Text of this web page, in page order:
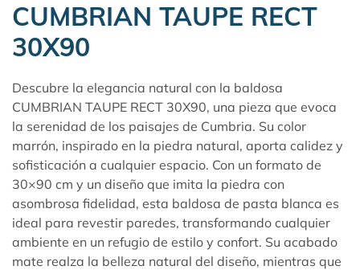
CUMBRIAN TAUPE RECT
30X90
Descubre la elegancia natural con la baldosa
CUMBRIAN TAUPE RECT 30X90, una pieza que evoca
la serenidad de los paisajes de Cumbria. Su color
marrón, inspirado en la piedra natural, aporta calidez y
sofisticación a cualquier espacio. Con un formato de
30×90 cm y un diseño que imita la piedra con
asombrosa fidelidad, esta baldosa de pasta blanca es
ideal para revestir paredes, transformando cualquier
ambiente en un refugio de estilo y confort. Su acabado
mate realza la belleza natural del diseño, mientras que